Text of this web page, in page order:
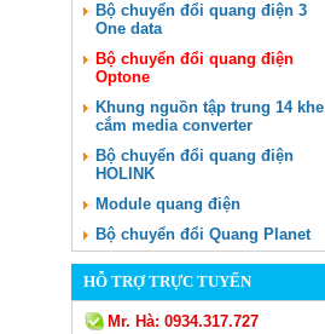
Bộ chuyển đổi quang điện 3
One data
Bộ chuyển đổi quang điện
Optone
Khung nguồn tập trung 14 khe
cắm media converter
Bộ chuyển đổi quang điện
HOLINK
Module quang điện
Bộ chuyển đổi Quang Planet
HỖ TRỢ TRỰC TUYẾN
Mr. Hà: 0934.317.727